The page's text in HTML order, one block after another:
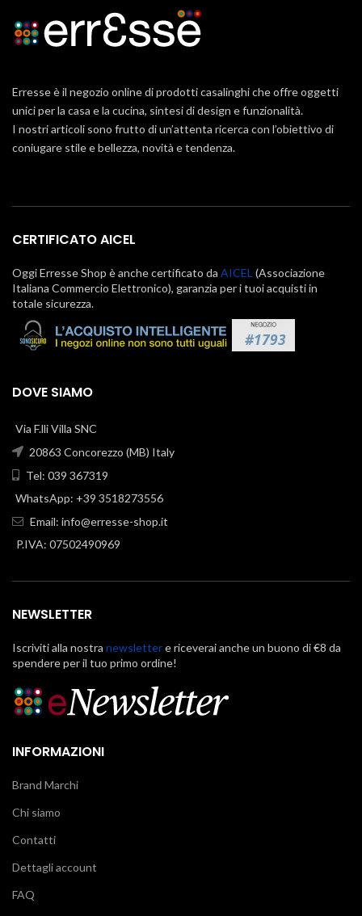
Erresse è il negozio online di prodotti casalinghi che offre oggetti
unici per la casa e la cucina, sintesi di design e funzionalità.
I nostri articoli sono frutto di un’attenta ricerca con l’obiettivo di
coniugare stile e bellezza, novità e tendenza.
CERTIFICATO AICEL
Oggi Erresse Shop è anche certificato da AICEL (Associazione
Italiana Commercio Elettronico), garanzia per i tuoi acquisti in
totale sicurezza.
DOVE SIAMO
Via F.lli Villa SNC
20863 Concorezzo (MB) Italy
Tel: 039 367319
WhatsApp: +39 3518273556
Email: info@erresse-shop.it
P.IVA: 07502490969
NEWSLETTER
Iscriviti alla nostra newslettere riceverai anche un buono di €8 da
spendere per il tuo primo ordine!
INFORMAZIONI
Brand Marchi
Chi siamo
Contatti
Dettagli account
FAQ